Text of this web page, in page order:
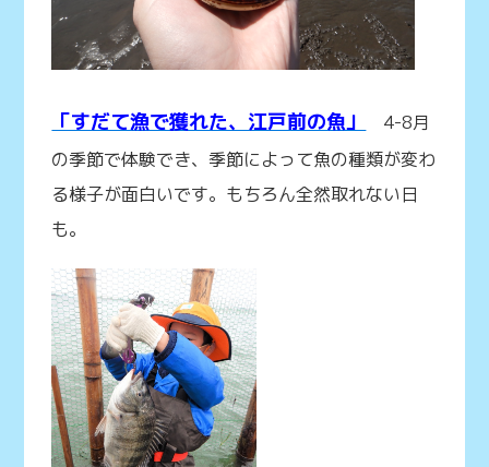
「すだて漁で獲れた、江戸前の魚」
4-8月
の季節で体験でき、季節によって魚の種類が変わ
る様子が面白いです。もちろん全然取れない日
も。